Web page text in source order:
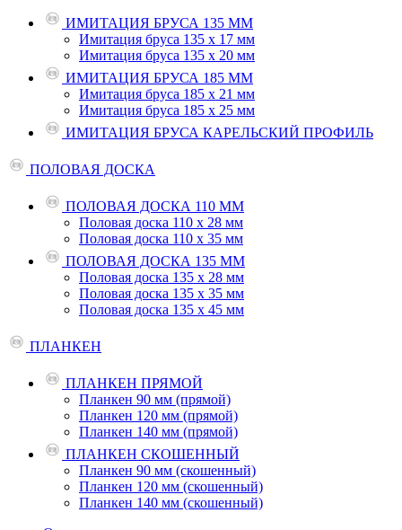
ИМИТАЦИЯ БРУСА 135 ММ
Имитация бруса 135 х 17 мм
Имитация бруса 135 х 20 мм
ИМИТАЦИЯ БРУСА 185 ММ
Имитация бруса 185 х 21 мм
Имитация бруса 185 х 25 мм
ИМИТАЦИЯ БРУСА КАРЕЛЬСКИЙ ПРОФИЛЬ
ПОЛОВАЯ ДОСКА
ПОЛОВАЯ ДОСКА 110 ММ
Половая доска 110 х 28 мм
Половая доска 110 х 35 мм
ПОЛОВАЯ ДОСКА 135 ММ
Половая доска 135 х 28 мм
Половая доска 135 х 35 мм
Половая доска 135 х 45 мм
ПЛАНКЕН
ПЛАНКЕН ПРЯМОЙ
Планкен 90 мм (прямой)
Планкен 120 мм (прямой)
Планкен 140 мм (прямой)
ПЛАНКЕН СКОШЕННЫЙ
Планкен 90 мм (скошенный)
Планкен 120 мм (скошенный)
Планкен 140 мм (скошенный)